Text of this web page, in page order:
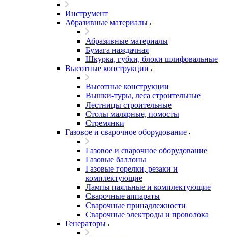
Инструмент
Абразивные материалы
Абразивные материалы
Бумага наждачная
Шкурка, губки, блоки шлифовальные
Высотные конструкции
Высотные конструкции
Вышки-туры, леса строительные
Лестницы строительные
Столы малярные, помосты
Стремянки
Газовое и сварочное оборудование
Газовое и сварочное оборудование
Газовые баллоны
Газовые горелки, резаки и
комплектующие
Лампы паяльные и комплектующие
Сварочные аппараты
Сварочные принадлежности
Сварочные электроды и проволока
Генераторы